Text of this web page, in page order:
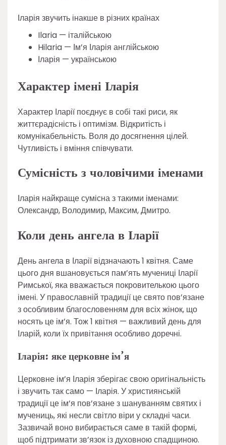
Іларія звучить інакше в різних країнах
Ilaria — італійською
Hilaria — Ім’я Іларія англійською
Іларія — українською
Характер імені Іларія
Характер Іларії поєднує в собі такі риси, як
життєрадісність і оптимізм. Відкритість і
комунікабельність. Воля до досягнення цілей.
Чутливість і вміння співчувати.
Сумісність з чоловічими іменами
Іларія найкраще сумісна з такими іменами:
Олександр, Володимир, Максим, Дмитро.
Коли день ангела в Іларії
День ангела в Іларії відзначають 1 квітня. Саме
цього дня вшановується пам’ять мучениці Іларії
Римської, яка вважається покровителькою цього
імені. У православній традиції це свято пов’язане
з особливим благословенням для всіх жінок, що
носять це ім’я. Тож 1 квітня — важливий день для
Іларій, коли їх привітання особливо доречні.
Іларія: яке церковне ім’я
Церковне ім’я Іларія зберігає свою оригінальність
і звучить так само — Іларія. У християнській
традиції це ім’я пов’язане з шануванням святих і
мучениць, які несли світло віри у складні часи.
Зазвичай воно вибирається саме в такій формі,
щоб підтримати зв’язок із духовною спадщиною.